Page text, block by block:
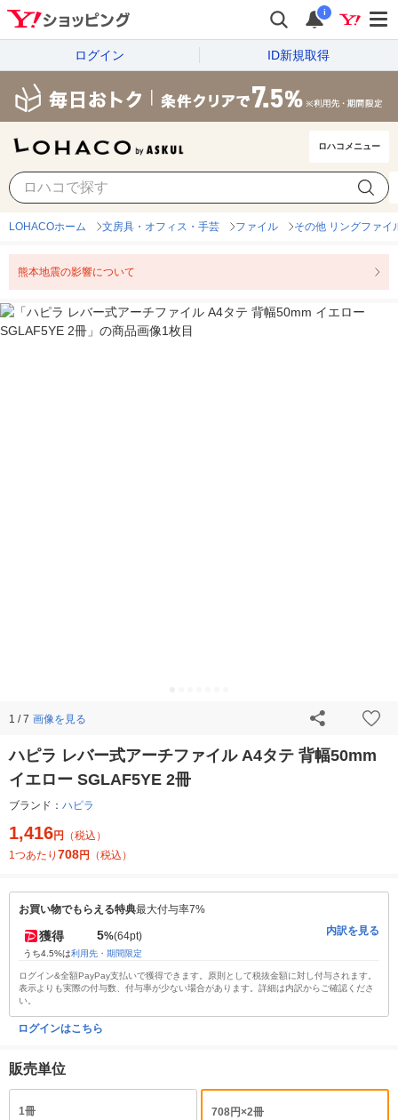
i
ログイン ID新規取得
ロハコメニュー
LOHACOホーム 文房具・オフィス・手芸 ファイル その他 リングファイ
熊本地震の影響について
1 / 7 画像を見る
ハピラ レバー式アーチファイル A4タテ 背幅50mm
イエロー SGLAF5YE 2冊
ブランド： ハピラ
1,416円
（税込）
1つあたり 708円 （税込）
お買い物でもらえる特典最大付与率7%
獲得 5%(64pt)
うち4.5%は利用先・期間限定
内訳を見る
ログイン&全額PayPay支払いで獲得できます。原則として税抜金額に対し付与されます。
表示よりも実際の付与数、付与率が少ない場合があります。詳細は内訳からご確認くださ
い。
ログインはこちら
販売単位
1冊
708円×2冊